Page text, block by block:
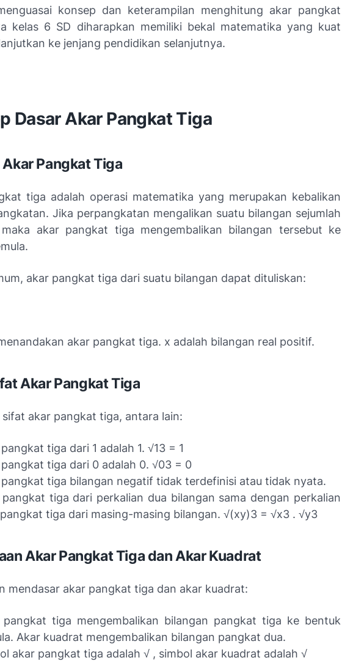
konsep dan keterampilan menghitung akar pangkat
kelas 6 SD diharapkan memiliki bekal matematika yang kuat
ke jenjang pendidikan selanjutnya.
Dasar Akar Pangkat Tiga
Pangkat Tiga
tiga adalah operasi matematika yang merupakan kebalikan
Jika perpangkatan mengalikan suatu bilangan sejumlah
akar pangkat tiga mengembalikan bilangan tersebut ke
akar pangkat tiga dari suatu bilangan dapat dituliskan:
akar pangkat tiga. x adalah bilangan real positif.
Akar Pangkat Tiga
sifat akar pangkat tiga, antara lain:
tiga dari 1 adalah 1. √13 = 1
tiga dari 0 adalah 0. √03 = 0
tiga bilangan negatif tidak terdefinisi atau tidak nyata.
pangkat tiga dari perkalian dua bilangan sama dengan perkalian
tiga dari masing-masing bilangan. √(xy)3 = √x3 . √y3
Akar Pangkat Tiga dan Akar Kuadrat
mendasar akar pangkat tiga dan akar kuadrat:
pangkat tiga mengembalikan bilangan pangkat tiga ke bentuk
Akar kuadrat mengembalikan bilangan pangkat dua.
akar pangkat tiga adalah √ , simbol akar kuadrat adalah √